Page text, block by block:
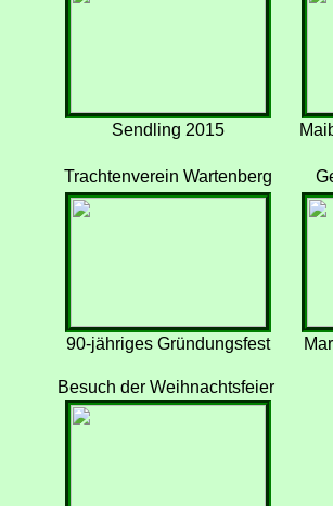
Sendling 2015
Trachtenverein Wartenberg
90-jähriges Gründungsfest
Besuch der Weihnachtsfeier